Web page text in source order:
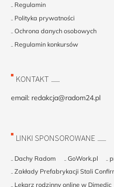
Regulamin
Polityka prywatności
Ochrona danych osobowych
Regulamin konkursów
KONTAKT
email: redakcja@radom24.pl
LINKI SPONSOROWANE
Dachy Radom GoWork.pl
Zakłady Prefabrykacji Stali
Lekarz rodzinny online w Dimedic